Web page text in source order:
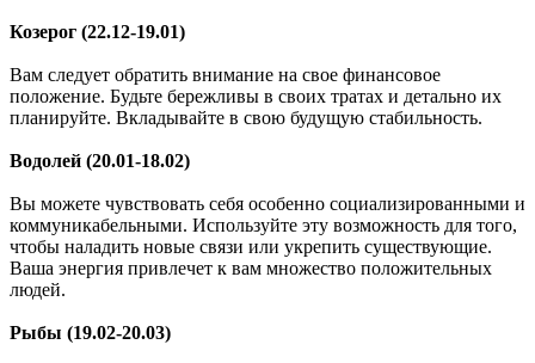
Козерог (22.12-19.01)
Вам следует обратить внимание на свое финансовое
положение. Будьте бережливы в своих тратах и детально их
планируйте. Вкладывайте в свою будущую стабильность.
Водолей (20.01-18.02)
Вы можете чувствовать себя особенно социализированными и
коммуникабельными. Используйте эту возможность для того,
чтобы наладить новые связи или укрепить существующие.
Ваша энергия привлечет к вам множество положительных
людей.
Рыбы (19.02-20.03)